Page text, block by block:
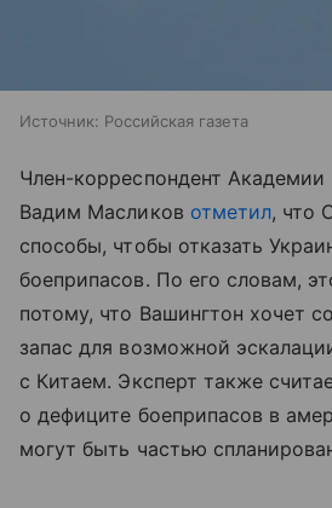
Источник: Российская газета
Член-корреспондент Академии
Вадим Масликов отметил, что
способы, чтобы отказать
боеприпасов. По его словам,
потому, что Вашингтон хочет
запас для возможной
с Китаем. Эксперт также
о дефиците боеприпасов в
могут быть частью